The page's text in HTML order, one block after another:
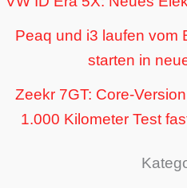
Peaq und i3 laufen vom
starten in
Zeekr 7GT: Core-
1.000 Kilometer Test